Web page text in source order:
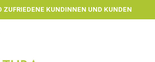
KUNDINNEN UND KUNDEN